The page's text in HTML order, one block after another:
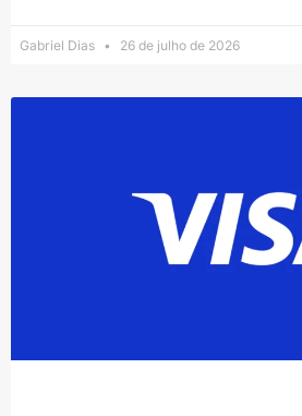
Gabriel Dias 26 de julho de 2026